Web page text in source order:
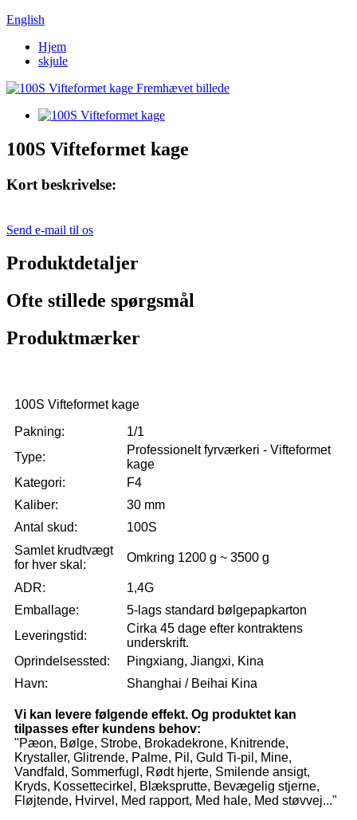
English
Hjem
skjule
100S Vifteformet kage
Kort beskrivelse:
Send e-mail til os
Produktdetaljer
Ofte stillede spørgsmål
Produktmærker
100S Vifteformet kage
Pakning:
1/1
Type:
Professionelt fyrværkeri - Vifteformet
kage
Kategori:
F4
Kaliber:
30 mm
Antal skud:
100S
Samlet krudtvægt
for hver skal:
Omkring 1200 g ~ 3500 g
ADR:
1,4G
Emballage:
5-lags standard bølgepapkarton
Leveringstid:
Cirka 45 dage efter kontraktens
underskrift.
Oprindelsessted:
Pingxiang, Jiangxi, Kina
Havn:
Shanghai / Beihai Kina
Vi kan levere følgende effekt. Og produktet kan
tilpasses efter kundens behov:
"Pæon, Bølge, Strobe, Brokadekrone, Knitrende,
Krystaller, Glitrende, Palme, Pil, Guld Ti-pil, Mine,
Vandfald, Sommerfugl, Rødt hjerte, Smilende ansigt,
Kryds, Kossettecirkel, Blæksprutte, Bevægelig stjerne,
Fløjtende, Hvirvel, Med rapport, Med hale, Med støvvej..."